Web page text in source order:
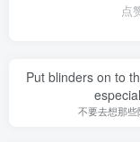
点
Put blinders on to
不要去想那